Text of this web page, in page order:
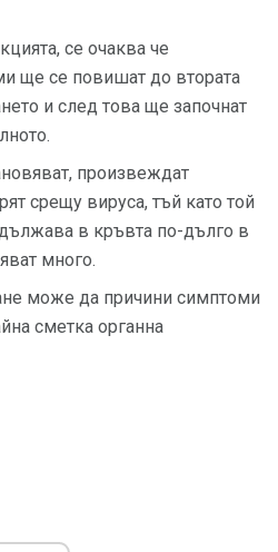
се очаква че
ще се повишат до втората
и след това ще започнат
произвеждат
срещу вируса, тъй като той
в кръвта по-дълго в
много.
може да причини симптоми
сметка органна